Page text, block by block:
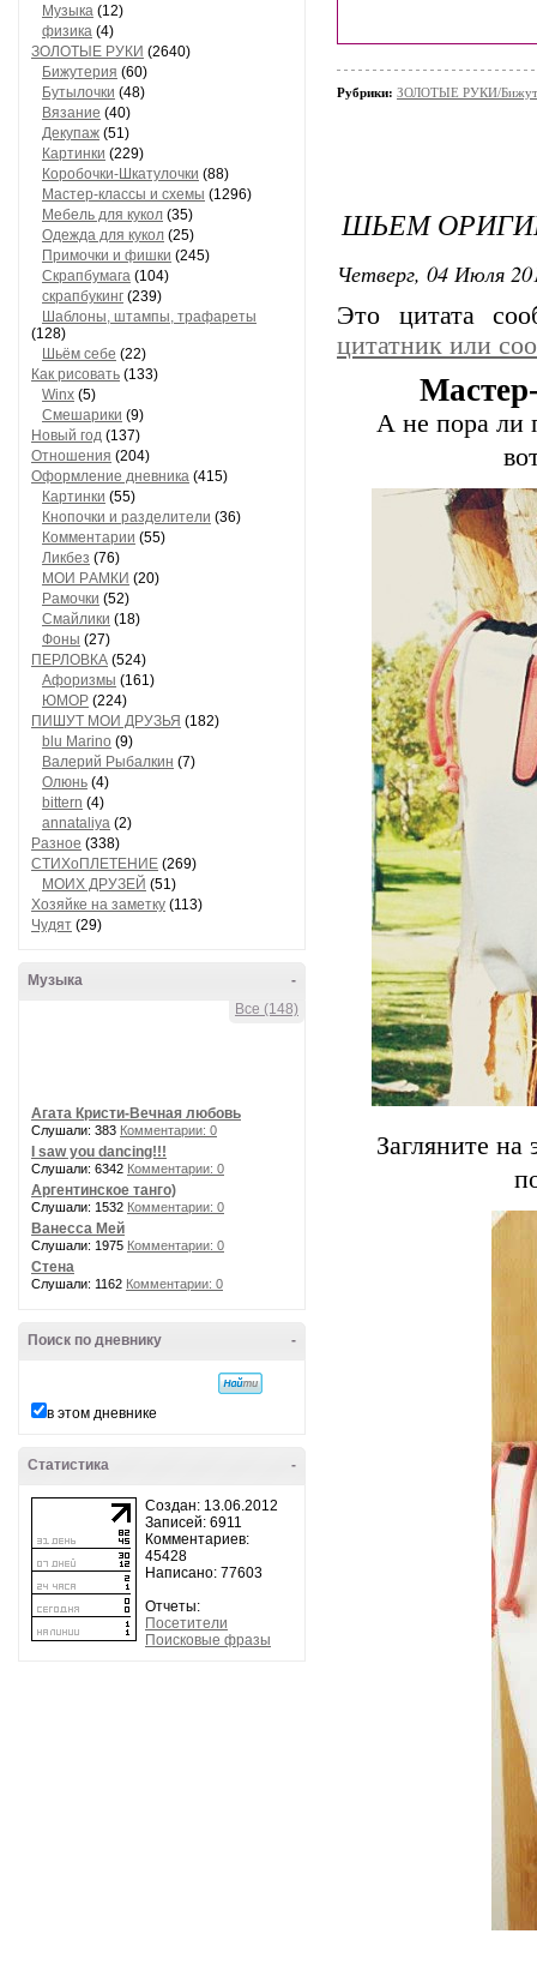
Музыкa (12)
физика (4)
ЗОЛОТЫЕ РУКИ (2640)
Бижутерия (60)
Бутылочки (48)
Вязaние (40)
Декупaж (51)
Кaртинки (229)
Коробочки-Шкатулочки (88)
Мастер-классы и схемы (1296)
Мебель для кукол (35)
Одеждa для кукол (25)
Примочки и фишки (245)
Скрaпбумaгa (104)
скрапбукинг (239)
Шaблоны, штaмпы, трaфaреты
(128)
Шьём себе (22)
Как рисовать (133)
Winx (5)
Смешарики (9)
Новый год (137)
Отношения (204)
Оформление дневника (415)
Кaртинки (55)
Кнопочки и рaзделители (36)
Комментaрии (55)
Ликбез (76)
МОИ РAМКИ (20)
Рaмочки (52)
Смaйлики (18)
Фоны (27)
ПЕРЛОВКА (524)
Aфоризмы (161)
ЮМОР (224)
ПИШУТ МОИ ДРУЗЬЯ (182)
blu Marino (9)
Валерий Рыбалкин (7)
Олюнь (4)
bittern (4)
annataliya (2)
Разное (338)
СТИХоПЛЕТЕНИЕ (269)
МОИХ ДРУЗЕЙ (51)
Хозяйке на заметку (113)
Чудят (29)
-
Музыка
Все (148)
Агата Кристи-Вечная любовь
Слушали: 383 Комментарии: 0
I saw you dancing!!!
Слушали: 6342 Комментарии: 0
Аргентинское танго)
Слушали: 1532 Комментарии: 0
Ванесса Мей
Слушали: 1975 Комментарии: 0
Стена
Слушали: 1162 Комментарии: 0
-
Поиск по дневнику
в этом дневнике
-
Статистика
Создан: 13.06.2012
Записей: 6911
Комментариев:
45428
Написано: 77603
Отчеты:
Посетители
Поисковые фразы
Рубрики: ЗОЛОТЫЕ РУКИ/
ШЬЕМ
Четверг, 04 Июля
Это цитата
цитатник или
А не пора ли
Загляните на